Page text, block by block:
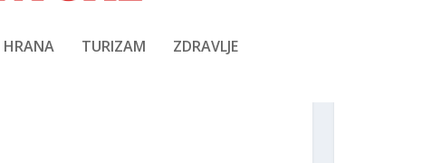
HRANA TURIZAM ZDRAVLJE